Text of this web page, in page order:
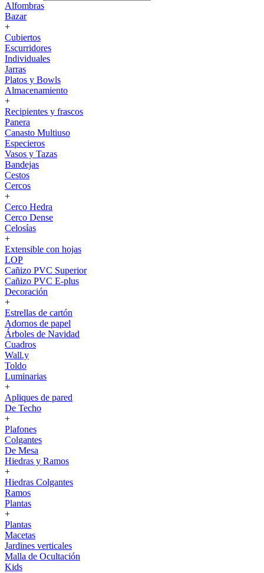
Alfombras
Bazar
+
Cubiertos
Escurridores
Individuales
Jarras
Platos y Bowls
Almacenamiento
+
Recipientes y frascos
Panera
Canasto Multiuso
Especieros
Vasos y Tazas
Bandejas
Cestos
Cercos
+
Cerco Hedra
Cerco Dense
Celosías
+
Extensible con hojas
LOP
Cañizo PVC Superior
Cañizo PVC E-plus
Decoración
+
Estrellas de cartón
Adornos de papel
Árboles de Navidad
Cuadros
Wall.y
Toldo
Luminarias
+
Apliques de pared
De Techo
+
Plafones
Colgantes
De Mesa
Hiedras y Ramos
+
Hiedras Colgantes
Ramos
Plantas
+
Plantas
Macetas
Jardines verticales
Malla de Ocultación
Kids